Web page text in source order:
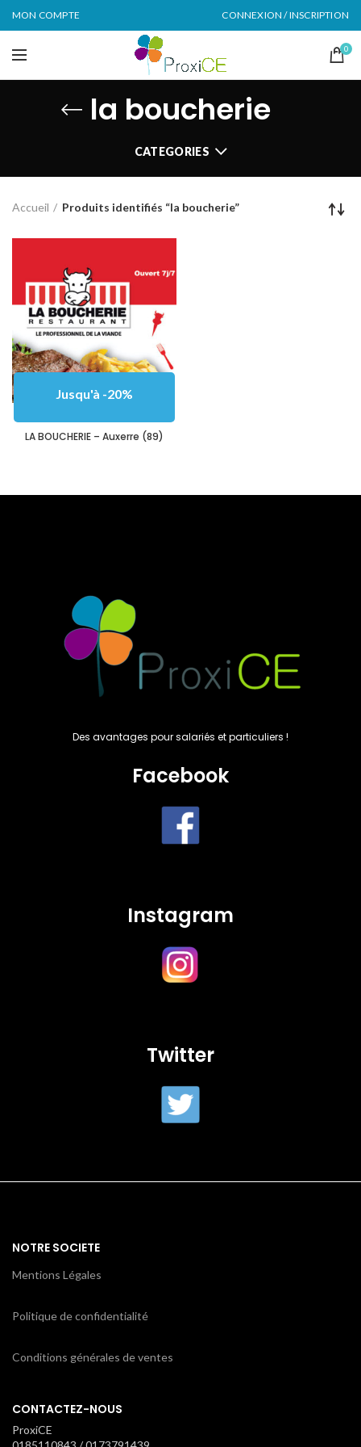
MON COMPTE CONNEXION / INSCRIPTION
0
la boucherie
CATEGORIES
Accueil Produits identifiés “la boucherie”
Jusqu'à -20%
LA BOUCHERIE – Auxerre (89)
Des avantages pour salariés et particuliers !
Facebook
Instagram
Twitter
NOTRE SOCIETE
Mentions Légales
Politique de confidentialité
Conditions générales de ventes
CONTACTEZ-NOUS
ProxiCE